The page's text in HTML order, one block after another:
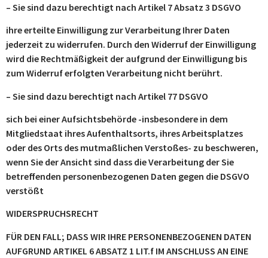
– Sie sind dazu berechtigt nach Artikel 7 Absatz 3 DSGVO
ihre erteilte Einwilligung zur Verarbeitung Ihrer Daten
jederzeit zu widerrufen. Durch den Widerruf der Einwilligung
wird die Rechtmäßigkeit der aufgrund der Einwilligung bis
zum Widerruf erfolgten Verarbeitung nicht berührt.
– Sie sind dazu berechtigt nach Artikel 77 DSGVO
sich bei einer Aufsichtsbehörde -insbesondere in dem
Mitgliedstaat ihres Aufenthaltsorts, ihres Arbeitsplatzes
oder des Orts des mutmaßlichen Verstoßes- zu beschweren,
wenn Sie der Ansicht sind dass die Verarbeitung der Sie
betreffenden personenbezogenen Daten gegen die DSGVO
verstößt
WIDERSPRUCHSRECHT
FÜR DEN FALL; DASS WIR IHRE PERSONENBEZOGENEN DATEN
AUFGRUND ARTIKEL 6 ABSATZ 1 LIT.f IM ANSCHLUSS AN EINE